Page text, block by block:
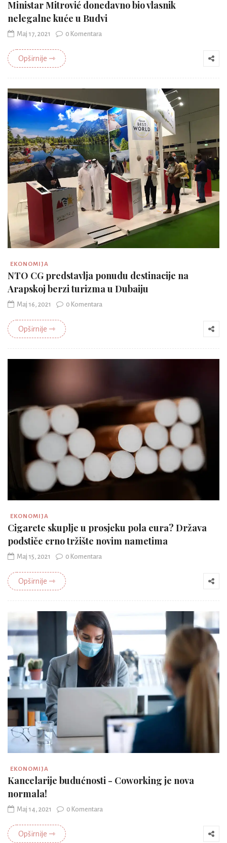
Ministar Mitrović donedavno bio vlasnik
nelegalne kuće u Budvi
Maj 17, 2021 0 Komentara
Opširnije ⇾
EKONOMIJA
NTO CG predstavlja ponudu destinacije na
Arapskoj berzi turizma u Dubaiju
Maj 16, 2021 0 Komentara
Opširnije ⇾
EKONOMIJA
Cigarete skuplje u prosjeku pola eura? Država
podstiče crno tržište novim nametima
Maj 15, 2021 0 Komentara
Opširnije ⇾
EKONOMIJA
Kancelarije budućnosti - Coworking je nova
normala!
Maj 14, 2021 0 Komentara
Opširnije ⇾